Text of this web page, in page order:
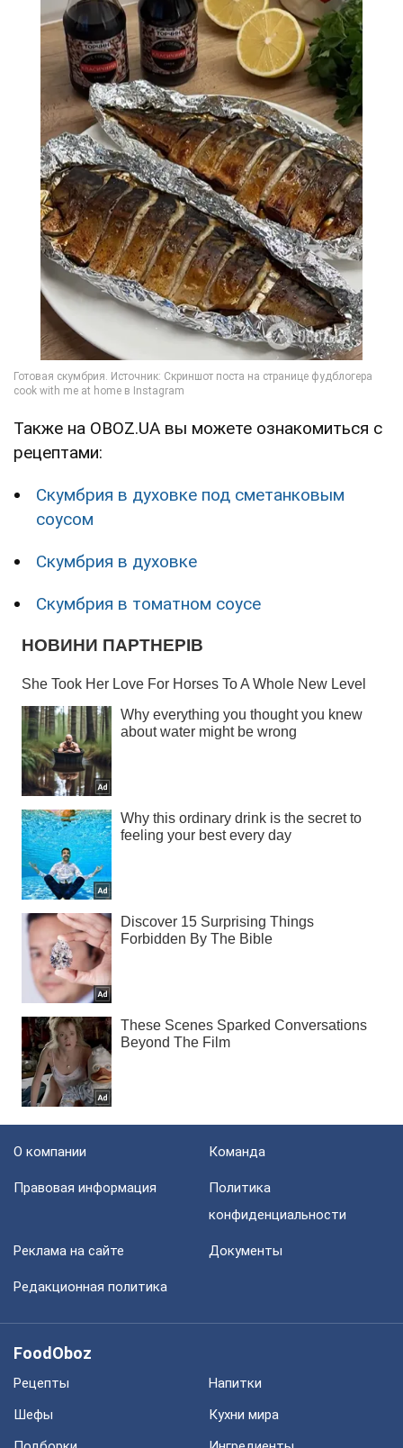
Также на OBOZ.UA вы можете ознакомиться с
рецептами:
Скумбрия в духовке под сметанковым
соусом
Скумбрия в духовке
Скумбрия в томатном соусе
О компании Команда
Правовая информация
Политика
конфиденциальности
Реклама на сайте Документы
Редакционная политика
FoodOboz
Рецепты
Напитки
Шефы
Кухни мира